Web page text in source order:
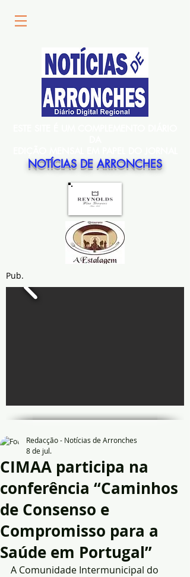
NOTÍCIAS DE ARRONCHES
Pub.
CIMAA participa na
conferência “Caminhos
de Consenso e
Compromisso para a
Saúde em Portugal”
Redacção - Notícias de Arronches
8 de jul.
A Comunidade Intermunicipal do